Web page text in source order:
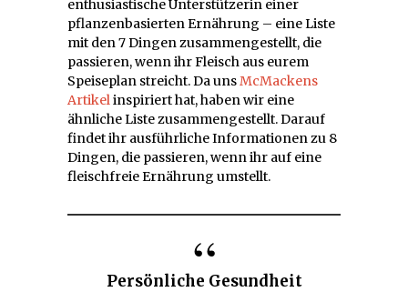
enthusiastische Unterstützerin einer
pflanzenbasierten Ernährung – eine Liste
mit den 7 Dingen zusammengestellt, die
passieren, wenn ihr Fleisch aus eurem
Speiseplan streicht. Da unsMcMackens
Artikelinspiriert hat, haben wir eine
ähnliche Liste zusammengestellt. Darauf
findet ihr ausführliche Informationen zu 8
Dingen, die passieren, wenn ihr auf eine
fleischfreie Ernährung umstellt.
Persönliche Gesundheit